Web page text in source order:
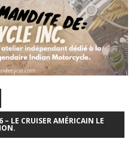
LE CRUISER AMÉRICAIN LE